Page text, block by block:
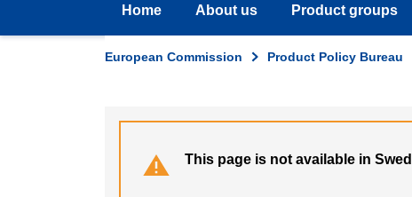
Home About us Product groups
European Commission Product Policy Bureau
This page is not available in